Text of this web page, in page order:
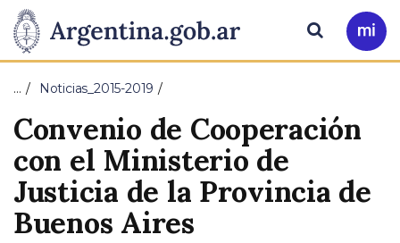
Presidencia
de
la
Nación
Pasar al contenido principal
Ir
a
Buscar
… Noticias_2015-2019
Convenio de Cooperación
con el Ministerio de
Justicia de la Provincia de
Buenos Aires